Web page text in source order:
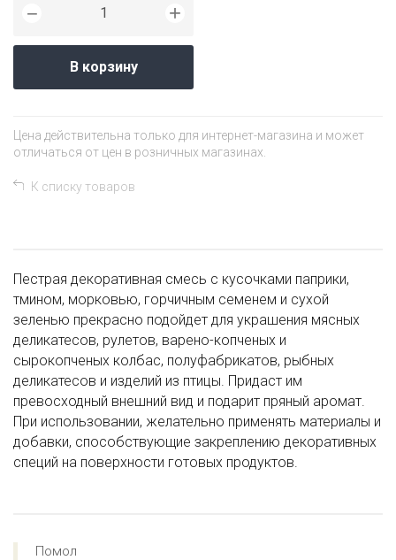
− +
В корзину
Цена действительна только для интернет-магазина и может
отличаться от цен в розничных магазинах.
К списку товаров
Пестрая декоративная смесь с кусочками паприки,
тмином, морковью, горчичным семенем и сухой
зеленью прекрасно подойдет для украшения мясных
деликатесов, рулетов, варено-копченых и
сырокопченых колбас, полуфабрикатов, рыбных
деликатесов и изделий из птицы. Придаст им
превосходный внешний вид и подарит пряный аромат.
При использовании, желательно применять материалы и
добавки, способствующие закреплению декоративных
специй на поверхности готовых продуктов.
Помол